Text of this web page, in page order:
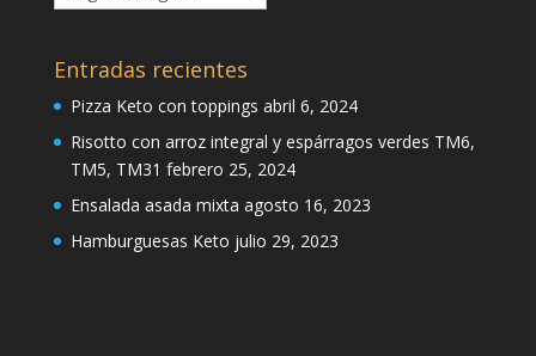
Entradas recientes
Pizza Keto con toppings abril 6, 2024
Risotto con arroz integral y espárragos verdes TM6,
TM5, TM31 febrero 25, 2024
Ensalada asada mixta agosto 16, 2023
Hamburguesas Keto julio 29, 2023